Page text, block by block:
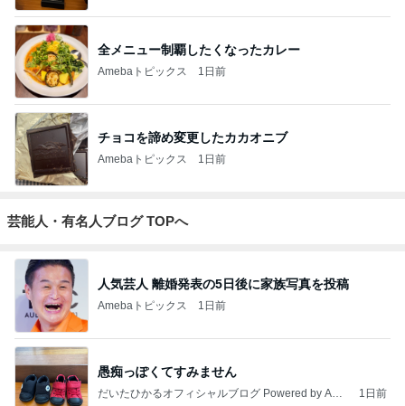
全メニュー制覇したくなったカレー
Amebaトピックス 1日前
チョコを諦め変更したカカオニブ
Amebaトピックス 1日前
芸能人・有名人ブログ TOPへ
人気芸人 離婚発表の5日後に家族写真を投稿
Amebaトピックス 1日前
愚痴っぽくてすみません
だいたひかるオフィシャルブログ Powered by Ame
1日前